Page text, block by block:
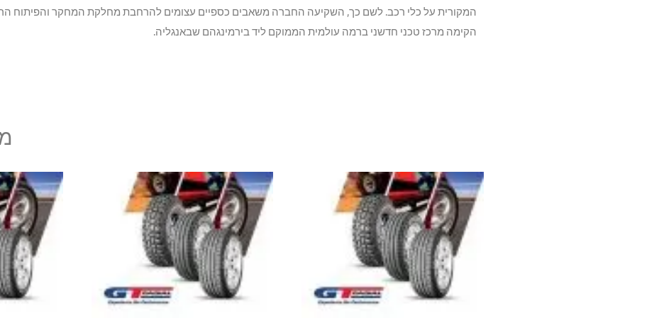
המקורית על כלי רכב. לשם כך, השקיעה החברה משאבים כספיים עצומים להרחבת מחלקת המחקר והפיתוח
הקימה מרכז טכני חדשני ברמה עולמית הממוקם ליד בירמינגהם שבאנגליה.